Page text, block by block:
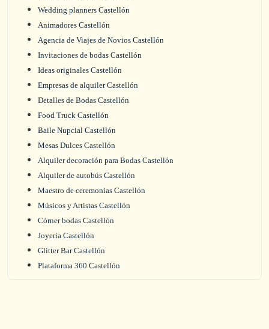
Wedding planners Castellón
Animadores Castellón
Agencia de Viajes de Novios Castellón
Invitaciones de bodas Castellón
Ideas originales Castellón
Empresas de alquiler Castellón
Detalles de Bodas Castellón
Food Truck Castellón
Baile Nupcial Castellón
Mesas Dulces Castellón
Alquiler decoración para Bodas Castellón
Alquiler de autobús Castellón
Maestro de ceremonias Castellón
Músicos y Artistas Castellón
Córner bodas Castellón
Joyería Castellón
Glitter Bar Castellón
Plataforma 360 Castellón